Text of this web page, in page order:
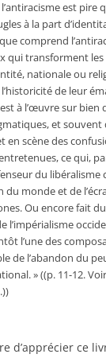
est pire
à la part
comprend
qui transforment
nationale ou
de leur
à l’œuvre sur bien
et souvent
en scène des
ce qui,
du libéralisme
du monde et de
Ou encore fait
l’impérialisme
l’une des
de l’abandon du
» ((p. 11-12.
.))
d’apprécier ce